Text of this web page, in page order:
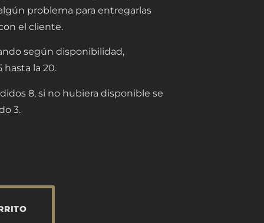
problema para entregarlas
el cliente.
según disponibilidad,
hasta la 20.
8, si no hubiera disponible se
3.